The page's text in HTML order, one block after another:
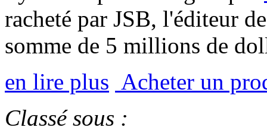
racheté par JSB, l'éditeur
somme de 5 millions de
en lire plus Acheter un
Classé sous :